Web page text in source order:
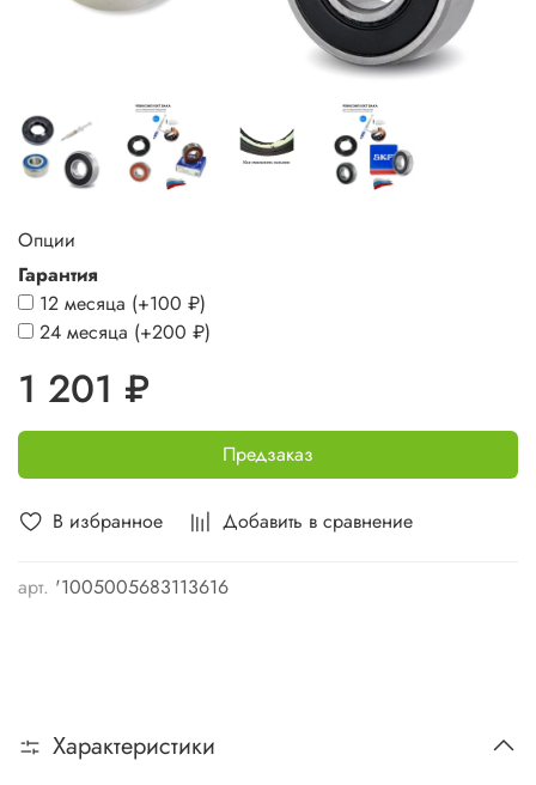
В избранное Добавить в сравнение
арт. '1005005683113616
Опции
Гарантия
12 месяца (+100 ₽)
24 месяца (+200 ₽)
1 201 ₽
Предзаказ
Характеристики